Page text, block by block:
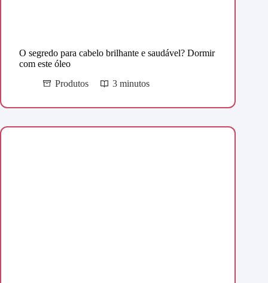
O segredo para cabelo brilhante e saudável? Dormir
com este óleo
Produtos
3 minutos